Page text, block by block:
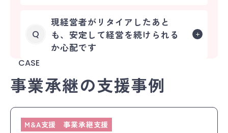
Q
現経営者がリタイアしたあと
も、安定して経営を続けられる
か心配です
CASE
事業承継の支援事例
M&A支援 事業承継支援